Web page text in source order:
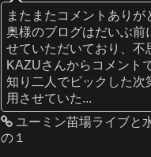
またまたコメントありが
奥様のブログはだいぶ前
せていただいており、不
KAZUさんからコメント
知り二人でビックした次
用させていた...
ユーミン苗場ライブ
の１